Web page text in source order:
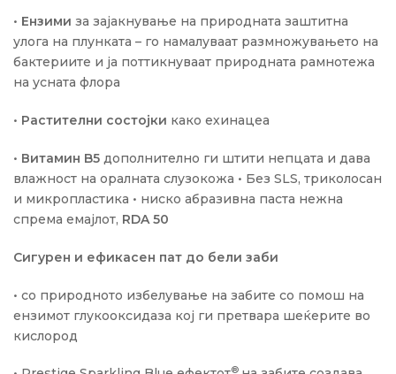
• Ензими за зајакнување на природната заштитна
улога на плунката – го намалуваат размножувањето на
бактериите и ја поттикнуваат природната рамнотежа
на усната флора
• Растителни состојки како ехинацеа
• Витамин B5 дополнително ги штити непцата и дава
влажност на оралната слузокожа • Без ЅLЅ, триколосан
и микропластика • ниско абразивна паста нежна
спрема емајлот, RDA 50
Сигурен и ефикасен пат до бели заби
• со природното избелување на забите со помош на
ензимот глукооксидаза кој ги претвара шеќерите во
кислород
®